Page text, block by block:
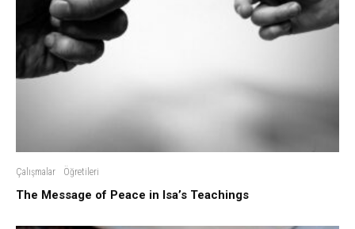
Çalışmalar Öğretileri
The Message of Peace in Isa’s Teachings